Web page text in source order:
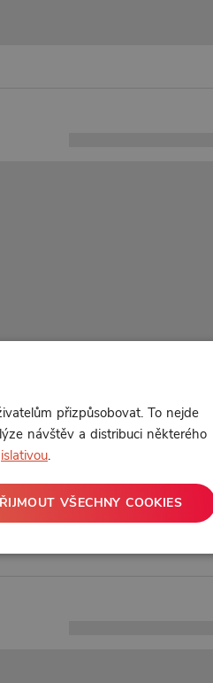
přizpůsobovat. To nejde
návštěv a distribuci některého
.
VŠECHNY COOKIES